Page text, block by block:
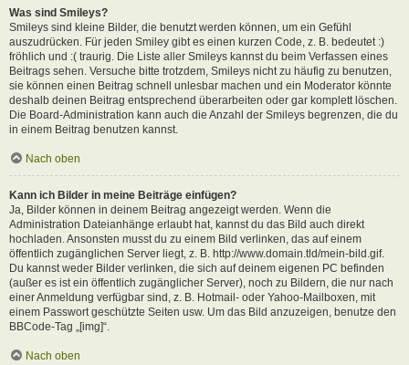
Was sind Smileys?
Smileys sind kleine Bilder, die benutzt werden können, um ein Gefühl
auszudrücken. Für jeden Smiley gibt es einen kurzen Code, z. B. bedeutet :)
fröhlich und :( traurig. Die Liste aller Smileys kannst du beim Verfassen eines
Beitrags sehen. Versuche bitte trotzdem, Smileys nicht zu häufig zu benutzen,
sie können einen Beitrag schnell unlesbar machen und ein Moderator könnte
deshalb deinen Beitrag entsprechend überarbeiten oder gar komplett löschen.
Die Board-Administration kann auch die Anzahl der Smileys begrenzen, die du
in einem Beitrag benutzen kannst.
Nach oben
Kann ich Bilder in meine Beiträge einfügen?
Ja, Bilder können in deinem Beitrag angezeigt werden. Wenn die
Administration Dateianhänge erlaubt hat, kannst du das Bild auch direkt
hochladen. Ansonsten musst du zu einem Bild verlinken, das auf einem
öffentlich zugänglichen Server liegt, z. B. http://www.domain.tld/mein-bild.gif.
Du kannst weder Bilder verlinken, die sich auf deinem eigenen PC befinden
(außer es ist ein öffentlich zugänglicher Server), noch zu Bildern, die nur nach
einer Anmeldung verfügbar sind, z. B. Hotmail- oder Yahoo-Mailboxen, mit
einem Passwort geschützte Seiten usw. Um das Bild anzuzeigen, benutze den
BBCode-Tag „[img]“.
Nach oben